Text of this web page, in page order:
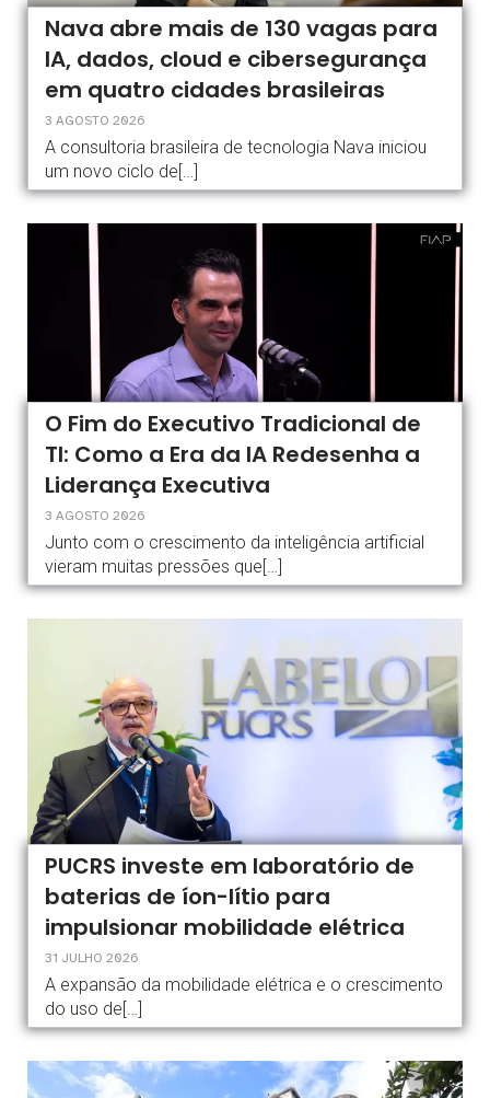
Nava abre mais de 130 vagas para
IA, dados, cloud e cibersegurança
em quatro cidades brasileiras
3 AGOSTO 2026
A consultoria brasileira de tecnologia Nava iniciou
um novo ciclo de[…]
O Fim do Executivo Tradicional de
TI: Como a Era da IA Redesenha a
Liderança Executiva
3 AGOSTO 2026
Junto com o crescimento da inteligência artificial
vieram muitas pressões que[…]
PUCRS investe em laboratório de
baterias de íon-lítio para
impulsionar mobilidade elétrica
31 JULHO 2026
A expansão da mobilidade elétrica e o crescimento
do uso de[…]